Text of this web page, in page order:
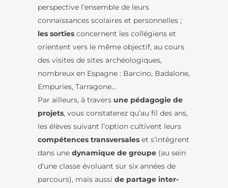
perspective l’ensemble de leurs
connaissances scolaires et personnelles ;
les sorties concernent les collégiens et
orientent vers le même objectif, au cours
des visites de sites archéologiques,
nombreux en Espagne : Barcino, Badalone,
Empuries, Tarragone…
Par ailleurs, à travers une pédagogie de
projets, vous constaterez qu’au fil des ans,
les élèves suivant l’option cultivent leurs
compétences transversales et s’intègrent
dans une dynamique de groupe (au sein
d’une classe évoluant sur six années de
parcours), mais aussi de partage inter-